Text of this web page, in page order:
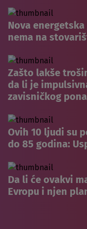
Nova
nema na
Zašto lakše
da li je
zavisničkog
Ovih 10 ljudi su
do 85 godina:
Da li će ovakvi
Evropu i njen